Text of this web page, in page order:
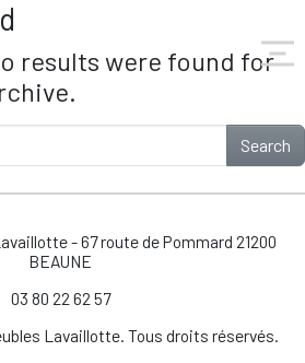
results were found for
Search
- 67 route de Pommard 21200
BEAUNE
03 80 22 62 57
Lavaillotte. Tous droits réservés.